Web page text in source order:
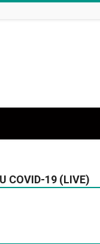
COVID-19 (LIVE)